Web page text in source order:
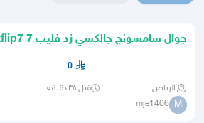
جوال سامسونج جالكسي زد فليب 7 zflip7
0
الرياض قبل ٣٨ دقيقة
M
mje1406